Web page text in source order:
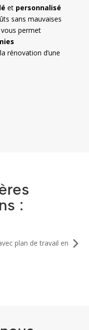
et personnalisé
sans mauvaises
permet
rénovation d’une
: